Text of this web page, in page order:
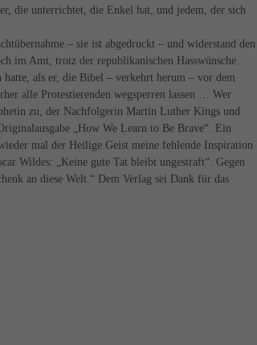
die unterrichtet, die Enkel hat, und jedem, der sich
– sie ist abgedruckt – und widerstand den
im Amt, trotz der republikanischen Hasswünsche
hatte, als er, die Bibel – verkehrt herum – vor dem
alle Protestierenden wegsperren lassen … Wer
zu, der Nachfolgerin Martin Luther Kings und
„How We Learn to Be Brave“. Ein
mal der Heilige Geist meine fehlende Inspiration
Wildes: „Keine gute Tat bleibt ungestraft“. Gegen
an diese Welt.“ Dem Verlag sei Dank für das